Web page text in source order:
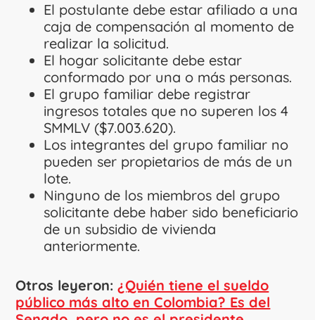
El postulante debe estar afiliado a una
caja de compensación al momento de
realizar la solicitud.
El hogar solicitante debe estar
conformado por una o más personas.
El grupo familiar debe registrar
ingresos totales que no superen los 4
SMMLV ($7.003.620).
Los integrantes del grupo familiar no
pueden ser propietarios de más de un
lote.
Ninguno de los miembros del grupo
solicitante debe haber sido beneficiario
de un subsidio de vivienda
anteriormente.
Otros leyeron:¿Quién tiene el sueldo
público más alto en Colombia? Es del